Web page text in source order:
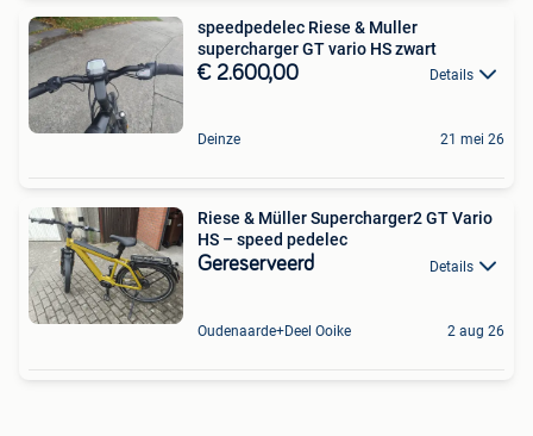
speedpedelec Riese & Muller
supercharger GT vario HS zwart
€ 2.600,00 Details
Deinze 21 mei 26
Riese & Müller Supercharger2 GT Vario
HS – speed pedelec
Gereserveerd Details
Oudenaarde+Deel Ooike 2 aug 26